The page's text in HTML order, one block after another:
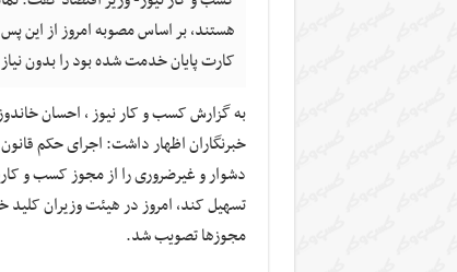
هستند، بر اساس مصوبه امروز از این
کارت پایان خدمت شده بود را بدون
به گزارش کسب و کار نیوز ، احسان
خبرنگاران اظهار داشت: اجرای حکم
دشوار و غیرضروری را از مجوز کسب و
تسهیل کند، امروز در هیئت وزیران
مجوزها تصویب شد.